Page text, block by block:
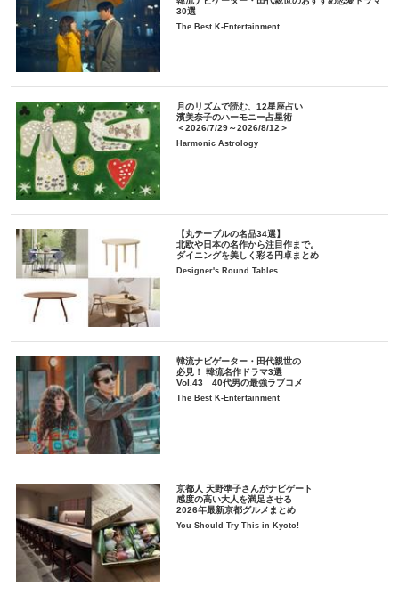
30選
The Best K-Entertainment
月のリズムで読む、12星座占い
濱美奈子のハーモニー占星術
＜2026/7/29～2026/8/12＞
Harmonic Astrology
【丸テーブルの名品34選】
北欧や日本の名作から注目作まで。
ダイニングを美しく彩る円卓まとめ
Designer's Round Tables
韓流ナビゲーター・田代親世の
必見！ 韓流名作ドラマ3選
Vol.43 40代男の最強ラブコメ
The Best K-Entertainment
京都人 天野準子さんがナビゲート
感度の高い大人を満足させる
2026年最新京都グルメまとめ
You Should Try This in Kyoto!